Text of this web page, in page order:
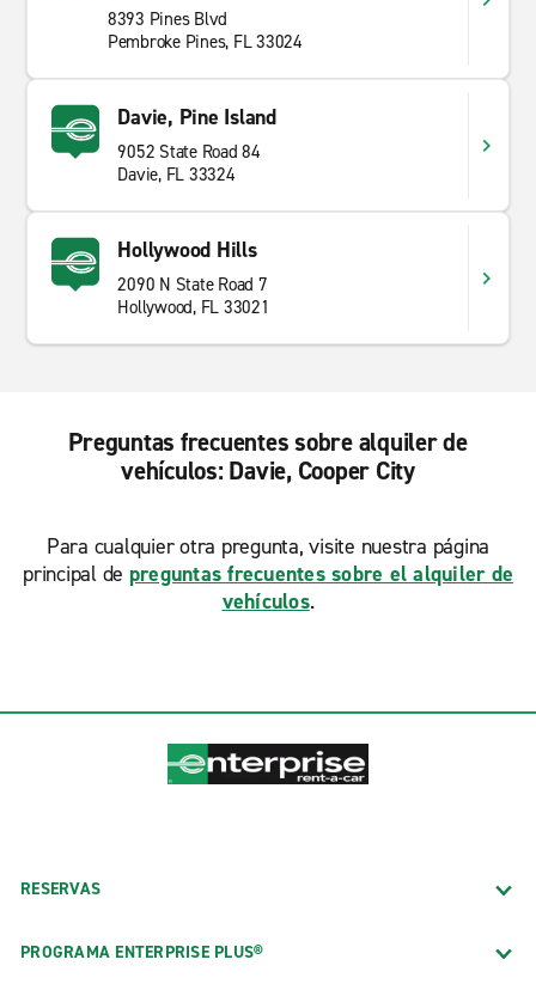
8393 Pines Blvd
Pembroke Pines, FL 33024
Davie, Pine Island
9052 State Road 84
Davie, FL 33324
Hollywood Hills
2090 N State Road 7
Hollywood, FL 33021
Preguntas frecuentes sobre alquiler de
vehículos: Davie, Cooper City
Para cualquier otra pregunta, visite nuestra página
principal de preguntas frecuentes sobre el alquiler de
vehículos.
RESERVAS
PROGRAMA ENTERPRISE PLUS®